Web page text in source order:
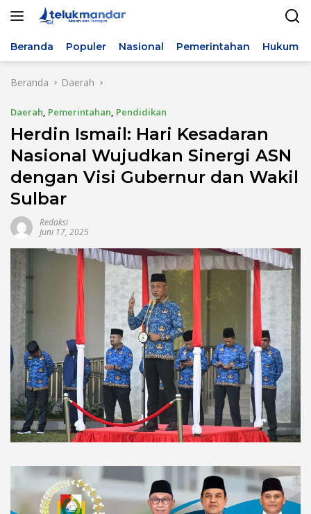
Beranda Populer Nasional Pemerintahan Hukum
Beranda Daerah
Daerah, Pemerintahan, Pendidikan
Herdin Ismail: Hari Kesadaran
Nasional Wujudkan Sinergi ASN
dengan Visi Gubernur dan Wakil
Sulbar
Redaksi
Juni 17, 2025